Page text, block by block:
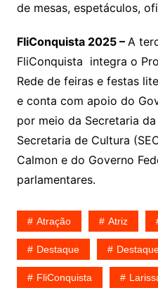
de mesas, espetáculos,
FliConquista 2025 – A
FliConquista integra o
Rede de feiras e festas
e conta com apoio do
por meio da Secretaria
Secretaria de Cultura
Calmon e do Governo
parlamentares.
Atração Atriz
Destaque
FliConquista